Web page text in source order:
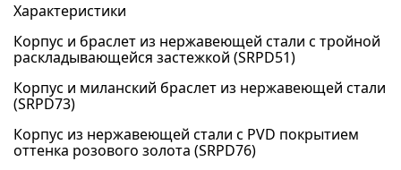
Характеристики
Корпус и браслет из нержавеющей стали с тройной
раскладывающейся застежкой (SRPD51)
Корпус и миланский браслет из нержавеющей стали
(SRPD73)
Корпус из нержавеющей стали с PVD покрытием
оттенка розового золота (SRPD76)